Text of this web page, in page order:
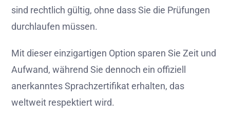
sind rechtlich gültig, ohne dass Sie die Prüfungen
durchlaufen müssen.
Mit dieser einzigartigen Option sparen Sie Zeit und
Aufwand, während Sie dennoch ein offiziell
anerkanntes Sprachzertifikat erhalten, das
weltweit respektiert wird.